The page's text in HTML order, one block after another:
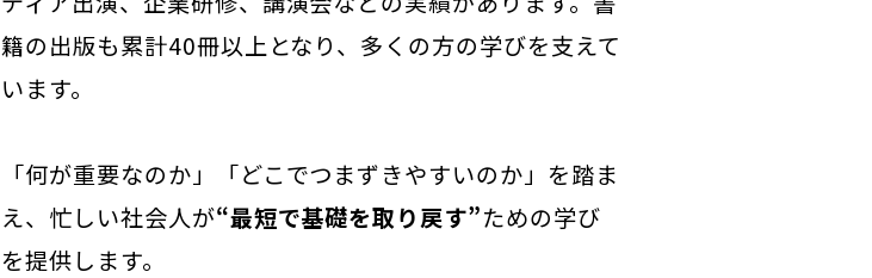
籍の出版も累計40冊以上となり、多くの方の学びを支えて
います。
「何が重要なのか」「どこでつまずきやすいのか」を踏ま
え、忙しい社会人が“最短で基礎を取り戻す”ための学び
を提供します。